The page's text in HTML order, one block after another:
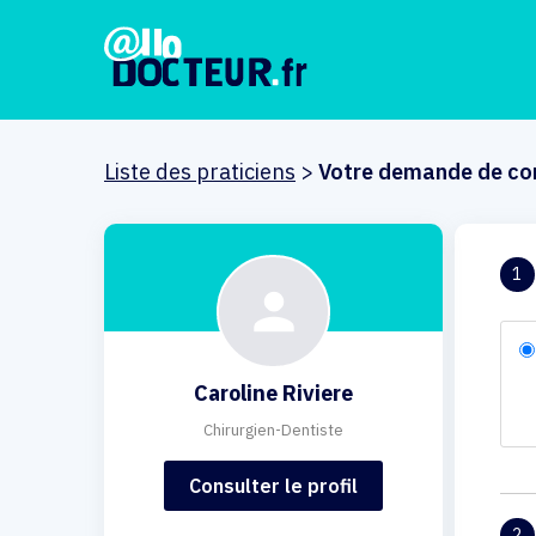
Liste des praticiens > Votre demande de
Caroline Riviere
Chirurgien-Dentiste
Consulter le profil
1